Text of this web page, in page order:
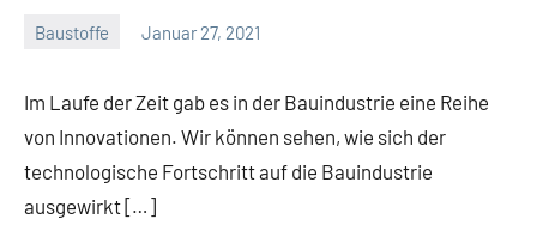
Baustoffe Januar 27, 2021
Im Laufe der Zeit gab es in der Bauindustrie eine Reihe
von Innovationen. Wir können sehen, wie sich der
technologische Fortschritt auf die Bauindustrie
ausgewirkt […]